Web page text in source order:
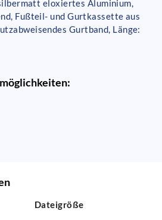
eloxiertes Aluminium,
Fußteil- und Gurtkassette aus
Gurtband, Länge:
Dateigröße